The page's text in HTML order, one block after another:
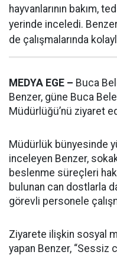
hayvanlarının bakım,
yerinde inceledi.
de çalışmalarında
MEDYA EGE – Buca
Benzer, güne Buca
Müdürlüğü’nü ziyaret
Müdürlük bünyesinde
inceleyen Benzer,
beslenme süreçleri
bulunan can dostlarla
görevli personele
Ziyarete ilişkin sosyal
yapan Benzer, “Sessiz